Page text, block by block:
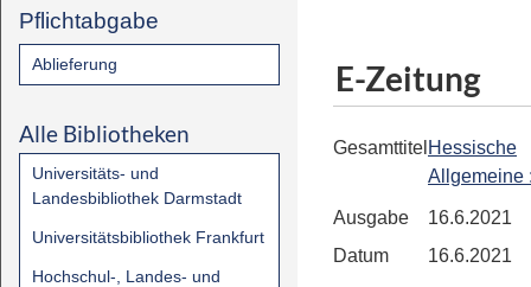
Pflichtabgabe
Ablieferung
Alle Bibliotheken
Universitäts- und
Landesbibliothek Darmstadt
Universitätsbibliothek Frankfurt
Hochschul-, Landes- und
E-Zeitung
Gesamttitel Hessische
Allgemeine
Ausgabe
16.6.2021
Datum
16.6.2021